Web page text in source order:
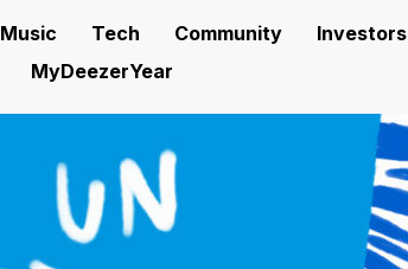
Music Tech Community
Investors
MyDeezerYear